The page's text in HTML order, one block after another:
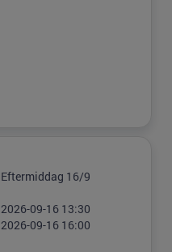
Eftermiddag 16/9
2026-09-16 13:30
2026-09-16 16:00